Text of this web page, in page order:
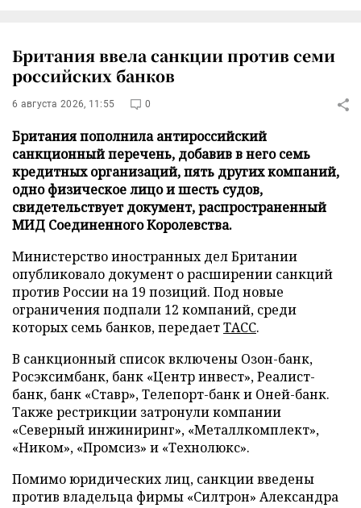
Британия ввела санкции против семи
российских банков
6 августа 2026, 11:55 0
Британия пополнила антироссийский
санкционный перечень, добавив в него семь
кредитных организаций, пять других компаний,
одно физическое лицо и шесть судов,
свидетельствует документ, распространенный
МИД Соединенного Королевства.
Министерство иностранных дел Британии
опубликовало документ о расширении санкций
против России на 19 позиций. Под новые
ограничения подпали 12 компаний, среди
которых семь банков, передаетТАСС.
В санкционный список включены Озон-банк,
Росэксимбанк, банк «Центр инвест», Реалист-
банк, банк «Ставр», Телепорт-банк и Оней-банк.
Также рестрикции затронули компании
«Северный инжиниринг», «Металлкомплект»,
«Ником», «Промсиз» и «Технолюкс».
Помимо юридических лиц, санкции введены
против владельца фирмы «Силтрон» Александра